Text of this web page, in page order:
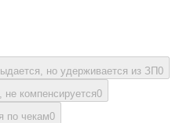
но удерживается из ЗП0
не компенсируется0
по чекам0